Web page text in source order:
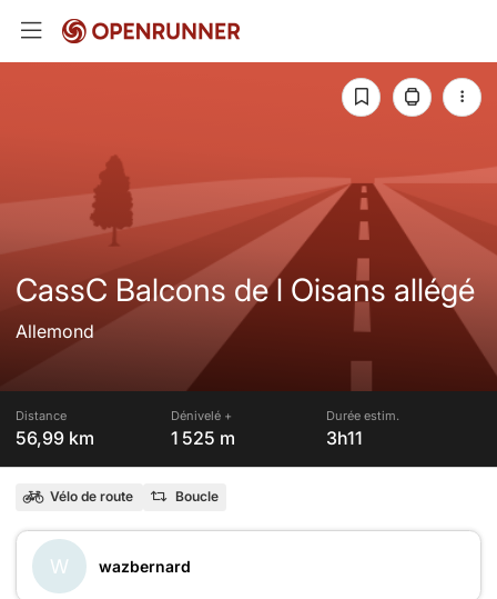
CassC Balcons de l Oisans allégé
Allemond
Distance
56,99 km
Dénivelé +
1 525 m
Durée estim.
3h11
Vélo de route Boucle
W wazbernard